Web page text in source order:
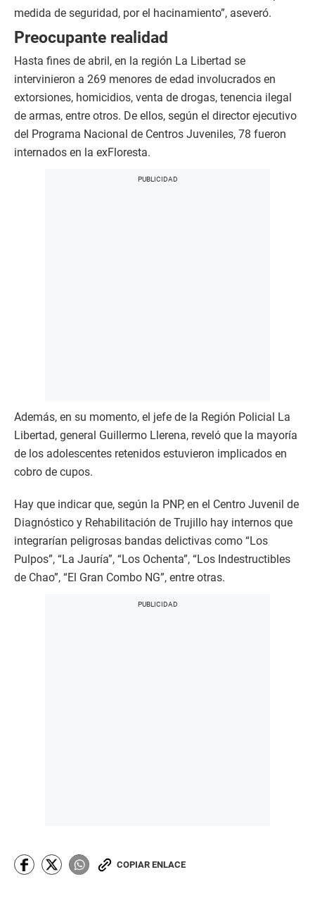
medida de seguridad, por el hacinamiento”, aseveró.
Preocupante realidad
Hasta fines de abril, en la región La Libertad se
intervinieron a 269 menores de edad involucrados en
extorsiones, homicidios, venta de drogas, tenencia ilegal
de armas, entre otros. De ellos, según el director ejecutivo
del Programa Nacional de Centros Juveniles, 78 fueron
internados en la exFloresta.
Además, en su momento, el jefe de la Región Policial La
Libertad, general Guillermo Llerena, reveló que la mayoría
de los adolescentes retenidos estuvieron implicados en
cobro de cupos.
Hay que indicar que, según la PNP, en el Centro Juvenil de
Diagnóstico y Rehabilitación de Trujillo hay internos que
integrarían peligrosas bandas delictivas como “Los
Pulpos”, “La Jauría”, “Los Ochenta”, “Los Indestructibles
de Chao”, “El Gran Combo NG”, entre otras.
COPIAR ENLACE